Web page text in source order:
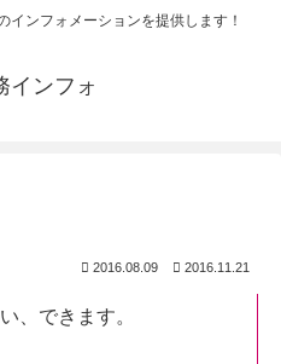
ンフォメーションを提供します！
インフォ
2016.08.09 2016.11.21
、できます。